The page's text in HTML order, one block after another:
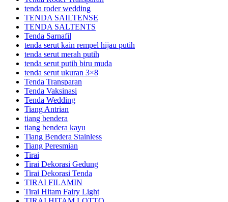
tenda roder wedding
TENDA SAILTENSE
TENDA SALTENTS
Tenda Sarnafil
tenda serut kain rempel hijau putih
tenda serut merah putih
tenda serut putih biru muda
tenda serut ukuran 3×8
Tenda Transparan
Tenda Vaksinasi
Tenda Wedding
Tiang Antrian
tiang bendera
tiang bendera kayu
Tiang Bendera Stainless
Tiang Peresmian
Tirai
Tirai Dekorasi Gedung
Tirai Dekorasi Tenda
TIRAI FILAMIN
Tirai Hitam Fairy Light